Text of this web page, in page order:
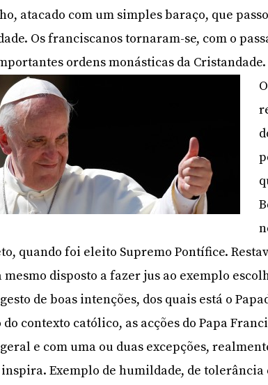
atacado com um simples baraço, que
Os franciscanos tornaram-se, com o
ordens monásticas da Cristandade.
quando foi eleito Supremo Pontífice.
mesmo disposto a fazer jus ao exemplo
de boas intenções, dos quais está o
contexto católico, as acções do Papa
e com uma ou duas excepções,
inspira. Exemplo de humildade, de tolerância